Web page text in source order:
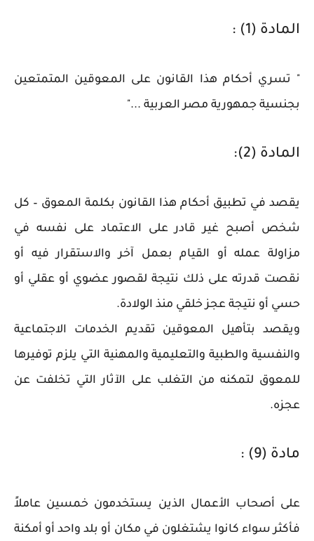
المادة (1) :
" تسري أحكام هذا القانون على المعوقين المتمتعين
بجنسية جمهورية مصر العربية ..."
المادة (2):
يقصد في تطبيق أحكام هذا القانون بكلمة المعوق – كل
شخص أصبح غير قادر على الاعتماد على نفسه في
مزاولة عمله أو القيام بعمل آخر والاستقرار فيه أو
نقصت قدرته على ذلك نتيجة لقصور عضوي أو عقلي أو
حسي أو نتيجة عجز خلقي منذ الولادة.
ويقصد بتأهيل المعوقين تقديم الخدمات الاجتماعية
والنفسية والطبية والتعليمية والمهنية التي يلزم توفيرها
للمعوق لتمكنه من التغلب على الآثار التي تخلفت عن
عجزه.
مادة (9) :
على أصحاب الأعمال الذين يستخدمون خمسين عاملاً
فأكثر سواء كانوا يشتغلون في مكان أو بلد واحد أو أمكنة